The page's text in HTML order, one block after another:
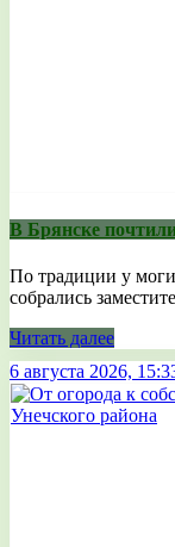
В Брянске
По традиции у
собрались
Читать далее
6 августа 2026,